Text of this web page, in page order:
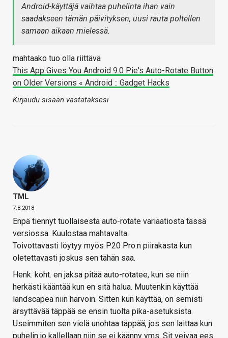
Android-käyttäjä vaihtaa puhelinta ihan vain
saadakseen tämän päivityksen, uusi rauta poltellen
samaan aikaan mielessä.
mahtaako tuo olla riittävä
This App Gives You Android 9.0 Pie's Auto-Rotate Button
on Older Versions « Android :: Gadget Hacks
Kirjaudu sisään vastataksesi
TML
7.8.2018
Enpä tiennyt tuollaisesta auto-rotate variaatiosta tässä
versiossa. Kuulostaa mahtavalta.
Toivottavasti löytyy myös P20 Pro:n piirakasta kun
oletettavasti joskus sen tähän saa.
Henk. koht. en jaksa pitää auto-rotatee, kun se niin
herkästi kääntää kun en sitä halua. Muutenkin käyttää
landscapea niin harvoin. Sitten kun käyttää, on semisti
ärsyttävää täppää se ensin tuolta pika-asetuksista.
Useimmiten sen vielä unohtaa täppää, jos sen laittaa kun
puhelin jo kallellaan niin se ei käänny yms. Sit veivaa ees